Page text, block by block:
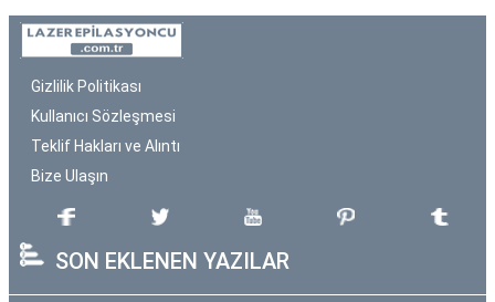
Gizlilik Politikası
Kullanıcı Sözleşmesi
Teklif Hakları ve Alıntı
Bize Ulaşın
SON EKLENEN YAZILAR